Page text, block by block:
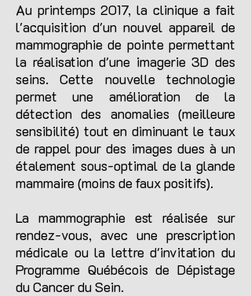
Au printemps 2017, la clinique a fait
l'acquisition d'un nouvel appareil de
mammographie de pointe permettant
la réalisation d'une imagerie 3D des
seins. Cette nouvelle technologie
permet une amélioration de la
détection des anomalies (meilleure
sensibilité) tout en diminuant le taux
de rappel pour des images dues à un
étalement sous-optimal de la glande
mammaire (moins de faux positifs).
La mammographie est réalisée sur
rendez-vous, avec une prescription
médicale ou la lettre d'invitation du
Programme Québécois de Dépistage
du Cancer du Sein.